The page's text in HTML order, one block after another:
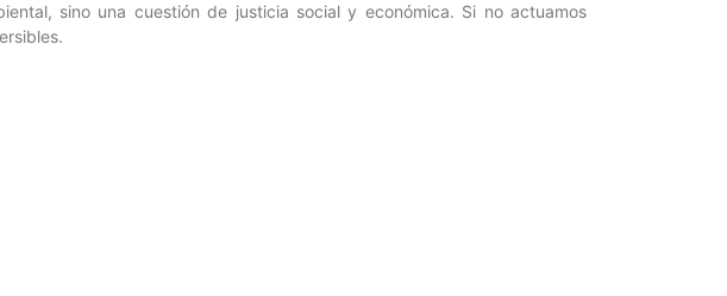
sino una cuestión de justicia social y económica. Si no actuamos